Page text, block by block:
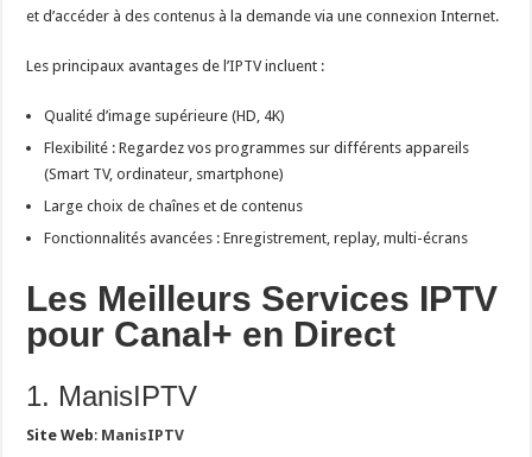
et d’accéder à des contenus à la demande via une connexion Internet.
Les principaux avantages de l’IPTV incluent :
Qualité d’image supérieure (HD, 4K)
Flexibilité : Regardez vos programmes sur différents appareils
(Smart TV, ordinateur, smartphone)
Large choix de chaînes et de contenus
Fonctionnalités avancées : Enregistrement, replay, multi-écrans
Les Meilleurs Services IPTV
pour Canal+ en Direct
1. ManisIPTV
Site Web: ManisIPTV